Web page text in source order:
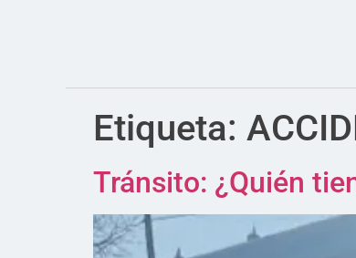
Etiqueta:
Tránsito: ¿Quién